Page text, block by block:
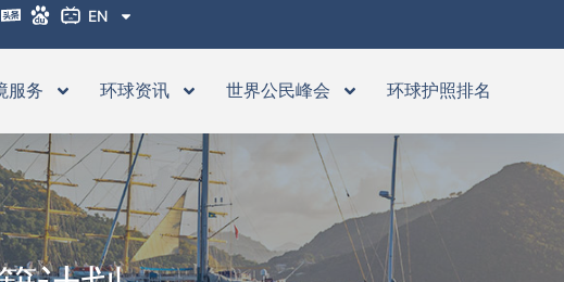
EN
服务 环球资讯 世界公民峰会 环球护照排名